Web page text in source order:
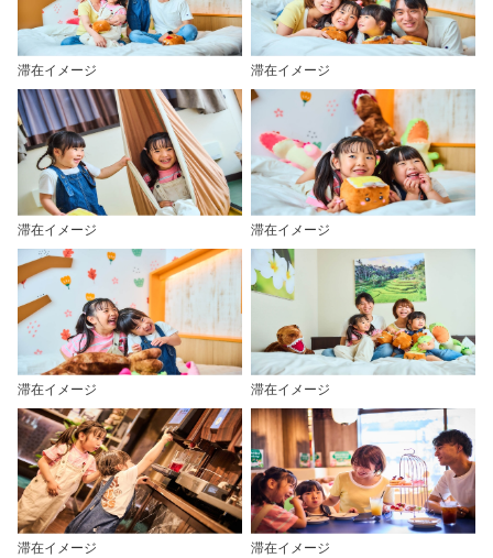
滞在イメージ 滞在イメージ
滞在イメージ 滞在イメージ
滞在イメージ 滞在イメージ
滞在イメージ 滞在イメージ